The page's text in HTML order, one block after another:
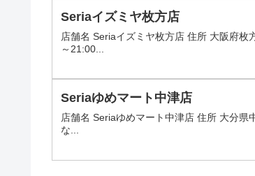
Seriaイズミヤ枚方店
店舗名 Seriaイズミヤ枚方店 住所 大阪府
～21:00...
Seriaゆめマート中津店
店舗名 Seriaゆめマート中津店 住所 大分
な...